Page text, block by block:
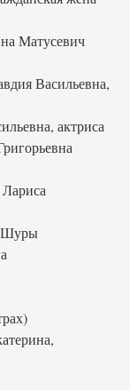
Матусевич
Васильевна,
актриса
Шуры